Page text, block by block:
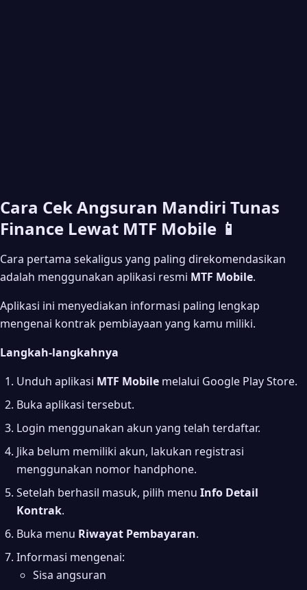
Cara Cek Angsuran Mandiri Tunas
Finance Lewat MTF Mobile 📱
Cara pertama sekaligus yang paling direkomendasikan
adalah menggunakan aplikasi resmi MTF Mobile.
Aplikasi ini menyediakan informasi paling lengkap
mengenai kontrak pembiayaan yang kamu miliki.
Langkah-langkahnya
Unduh aplikasi MTF Mobile melalui Google Play Store.
Buka aplikasi tersebut.
Login menggunakan akun yang telah terdaftar.
Jika belum memiliki akun, lakukan registrasi
menggunakan nomor handphone.
Setelah berhasil masuk, pilih menu Info Detail
Kontrak.
Buka menu Riwayat Pembayaran.
Informasi mengenai:
Sisa angsuran